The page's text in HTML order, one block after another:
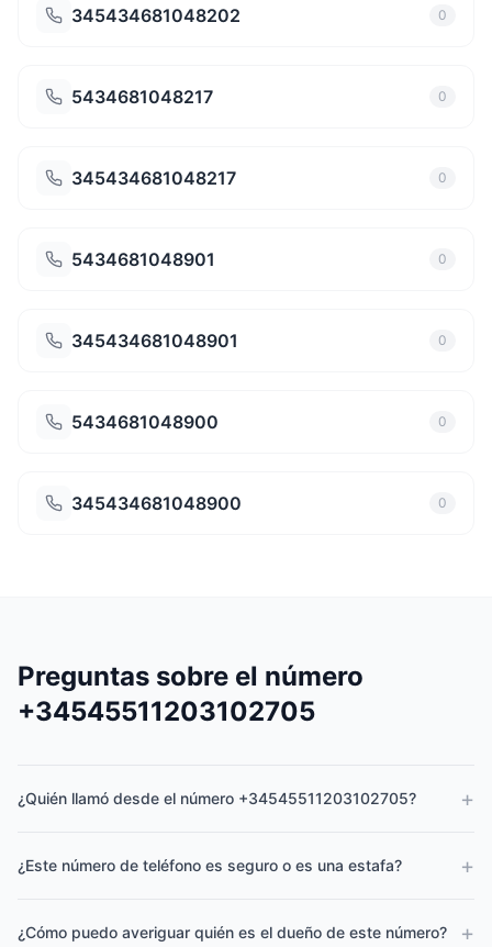
345434681048202 0
5434681048217 0
345434681048217 0
5434681048901 0
345434681048901 0
5434681048900 0
345434681048900 0
Preguntas sobre el número
+34545511203102705
¿Quién llamó desde el número +34545511203102705? +
¿Este número de teléfono es seguro o es una estafa? +
¿Cómo puedo averiguar quién es el dueño de este número? +